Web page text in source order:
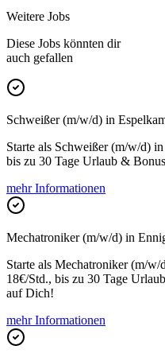
Weitere Jobs
Diese Jobs könnten dir
auch gefallen
Schweißer (m/w/d) in
Starte als Schweißer (m/w/d)
bis zu 30 Tage Urlaub &
mehr Informationen
Mechatroniker (m/w/d) in
Starte als Mechatroniker (m/
18€/Std., bis zu 30 Tage
auf Dich!
mehr Informationen